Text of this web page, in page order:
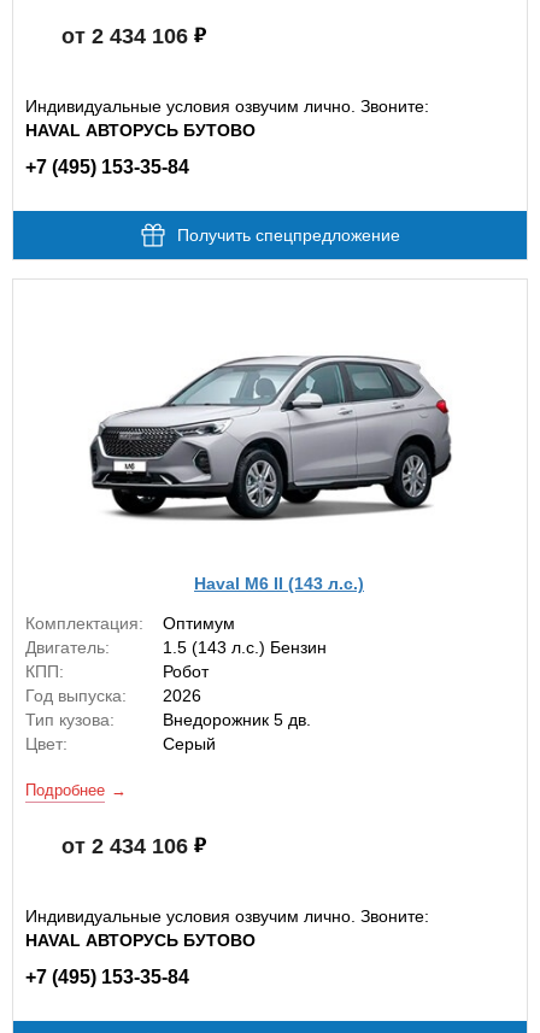
от 2 434 106
Индивидуальные условия озвучим лично. Звоните:
HAVAL АВТОРУСЬ БУТОВО
+7 (495) 153-35-84
Получить спецпредложение
Haval M6 II (143 л.с.)
Комплектация:
Оптимум
Двигатель:
1.5 (143 л.с.) Бензин
КПП:
Робот
Год выпуска:
2026
Тип кузова:
Внедорожник 5 дв.
Цвет:
Серый
Подробнее
от 2 434 106
Индивидуальные условия озвучим лично. Звоните:
HAVAL АВТОРУСЬ БУТОВО
+7 (495) 153-35-84